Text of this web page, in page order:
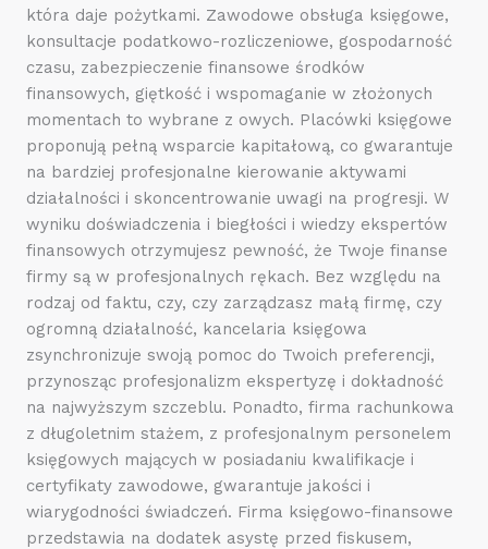
która daje pożytkami. Zawodowe obsługa księgowe,
konsultacje podatkowo-rozliczeniowe, gospodarność
czasu, zabezpieczenie finansowe środków
finansowych, giętkość i wspomaganie w złożonych
momentach to wybrane z owych. Placówki księgowe
proponują pełną wsparcie kapitałową, co gwarantuje
na bardziej profesjonalne kierowanie aktywami
działalności i skoncentrowanie uwagi na progresji. W
wyniku doświadczenia i biegłości i wiedzy ekspertów
finansowych otrzymujesz pewność, że Twoje finanse
firmy są w profesjonalnych rękach. Bez względu na
rodzaj od faktu, czy, czy zarządzasz małą firmę, czy
ogromną działalność, kancelaria księgowa
zsynchronizuje swoją pomoc do Twoich preferencji,
przynosząc profesjonalizm ekspertyzę i dokładność
na najwyższym szczeblu. Ponadto, firma rachunkowa
z długoletnim stażem, z profesjonalnym personelem
księgowych mających w posiadaniu kwalifikacje i
certyfikaty zawodowe, gwarantuje jakości i
wiarygodności świadczeń. Firma księgowo-finansowe
przedstawia na dodatek asystę przed fiskusem,